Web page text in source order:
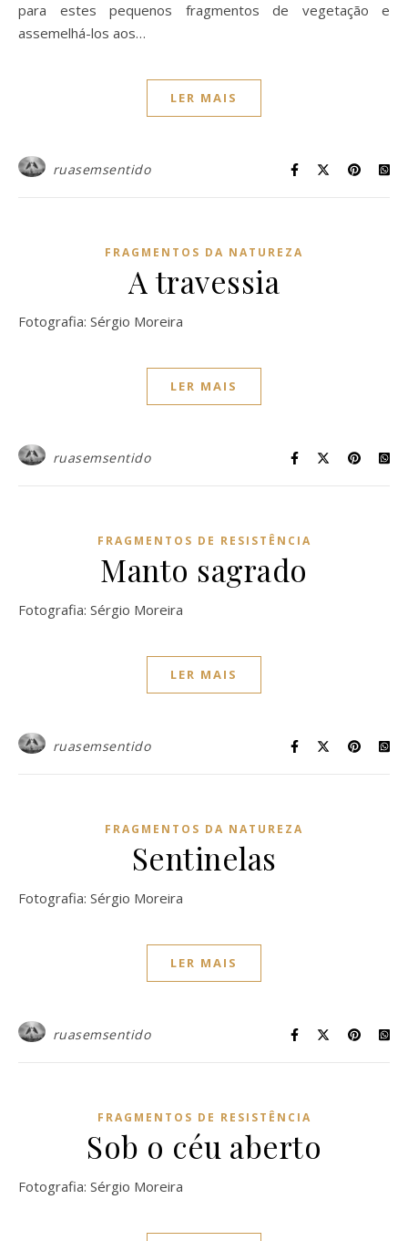
para estes pequenos fragmentos de vegetação e
assemelhá-los aos…
LER MAIS
ruasemsentido
FRAGMENTOS DA NATUREZA
A travessia
Fotografia: Sérgio Moreira
LER MAIS
ruasemsentido
FRAGMENTOS DE RESISTÊNCIA
Manto sagrado
Fotografia: Sérgio Moreira
LER MAIS
ruasemsentido
FRAGMENTOS DA NATUREZA
Sentinelas
Fotografia: Sérgio Moreira
LER MAIS
ruasemsentido
FRAGMENTOS DE RESISTÊNCIA
Sob o céu aberto
Fotografia: Sérgio Moreira